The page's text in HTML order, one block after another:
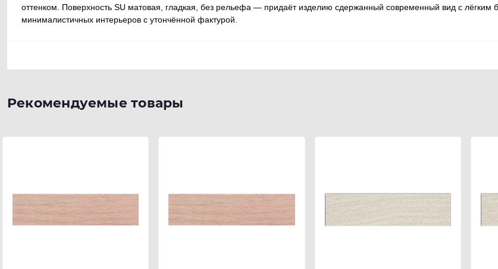
оттенком. Поверхность SU матовая, гладкая, без рельефа — придаёт изделию сдержанный современный вид с
минималистичных интерьеров с утончённой фактурой.
Рекомендуемые товары